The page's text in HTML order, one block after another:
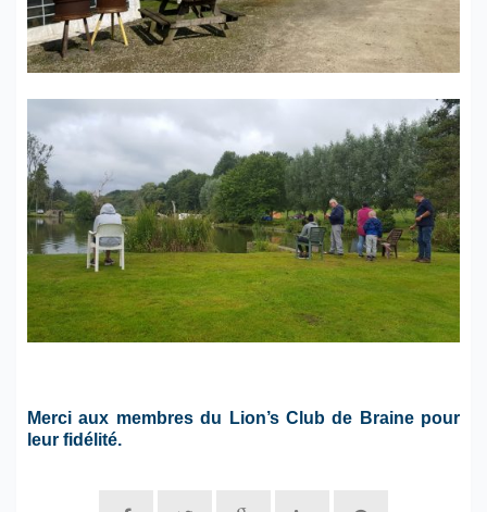
Merci aux membres du Lion’s Club de Braine pour
leur fidélité.